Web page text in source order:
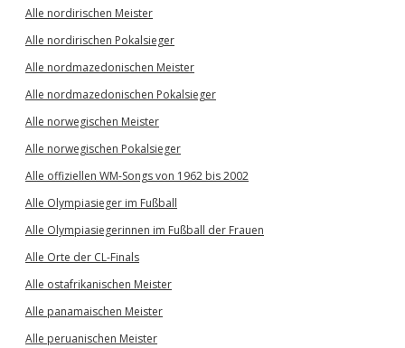
Alle nordirischen Meister
Alle nordirischen Pokalsieger
Alle nordmazedonischen Meister
Alle nordmazedonischen Pokalsieger
Alle norwegischen Meister
Alle norwegischen Pokalsieger
Alle offiziellen WM-Songs von 1962 bis 2002
Alle Olympiasieger im Fußball
Alle Olympiasiegerinnen im Fußball der Frauen
Alle Orte der CL-Finals
Alle ostafrikanischen Meister
Alle panamaischen Meister
Alle peruanischen Meister